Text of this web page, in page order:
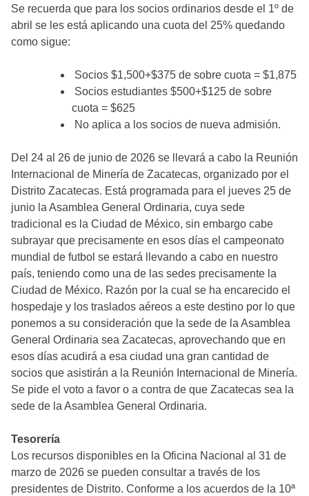
Se recuerda que para los socios ordinarios desde el 1º de
abril se les está aplicando una cuota del 25% quedando
como sigue:
Socios $1,500+$375 de sobre cuota = $1,875
Socios estudiantes $500+$125 de sobre
cuota = $625
No aplica a los socios de nueva admisión.
Del 24 al 26 de junio de 2026 se llevará a cabo la Reunión
Internacional de Minería de Zacatecas, organizado por el
Distrito Zacatecas. Está programada para el jueves 25 de
junio la Asamblea General Ordinaria, cuya sede
tradicional es la Ciudad de México, sin embargo cabe
subrayar que precisamente en esos días el campeonato
mundial de futbol se estará llevando a cabo en nuestro
país, teniendo como una de las sedes precisamente la
Ciudad de México. Razón por la cual se ha encarecido el
hospedaje y los traslados aéreos a este destino por lo que
ponemos a su consideración que la sede de la Asamblea
General Ordinaria sea Zacatecas, aprovechando que en
esos días acudirá a esa ciudad una gran cantidad de
socios que asistirán a la Reunión Internacional de Minería.
Se pide el voto a favor o a contra de que Zacatecas sea la
sede de la Asamblea General Ordinaria.
Tesorería
Los recursos disponibles en la Oficina Nacional al 31 de
marzo de 2026 se pueden consultar a través de los
presidentes de Distrito. Conforme a los acuerdos de la 10ª